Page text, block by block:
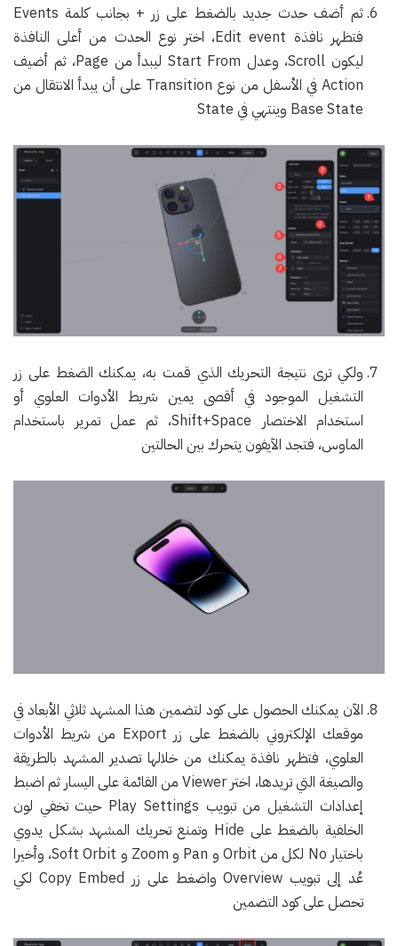
ثم أضف حدث جديد بالضغط على زر + بجانب كلمة Events
فتظهر نافذة Edit event، اختر نوع الحدث من أعلى النافذة
ليكون Scroll، وعدل Start From ليبدأ من Page، ثم أضيف
Action في الأسفل من نوع Transition على أن يبدأ الانتقال من
Base State وينتهي في State
ولكي ترى نتيجة التحريك الذي قمت به، يمكنك الضغط على زر
التشغيل الموجود في أقصى يمين شريط الأدوات العلوي أو
استخدام الاختصار Shift+Space، ثم عمل تمرير باستخدام
الماوس، فتجد الآيفون يتحرك بين الحالتين
الآن يمكنك الحصول على كود لتضمين هذا المشهد ثلاثي الأبعاد في
موقعك الإلكتروني بالضغط على زر Export من شريط الأدوات
العلوي، فتظهر نافذة يمكنك من خلالها تصدير المشهد بالطريقة
والصيغة التي تريدها، اختر Viewer من القائمة على اليسار ثم اضبط
إعدادات التشغيل من تبويب Play Settings حيث تخفي لون
الخلفية بالضغط على Hide وتمنع تحريك المشهد بشكل يدوي
باختيار No لكل من Orbit و Pan و Zoom و Soft Orbit، وأخيرا
عُد إلى تبويب Overview واضغط على زر Copy Embed لكي
تحصل على كود التضمين